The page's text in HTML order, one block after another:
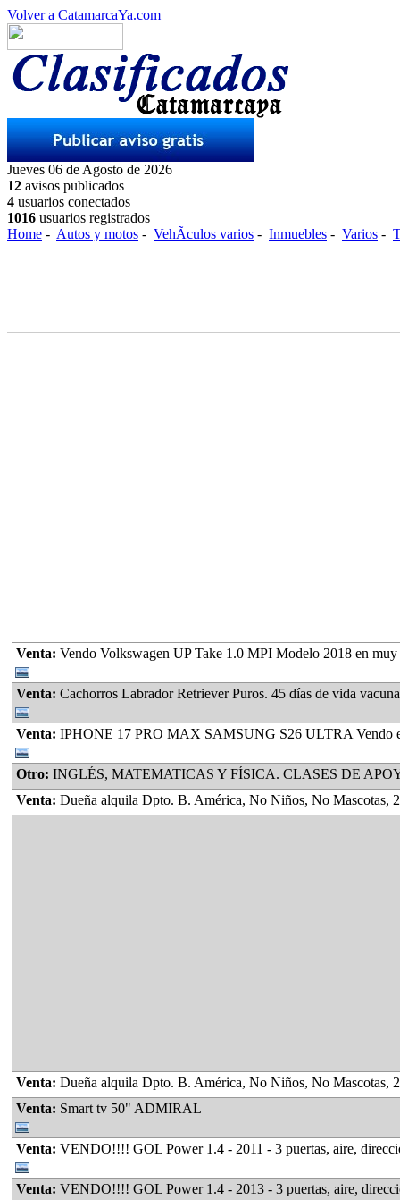
Volver a CatamarcaYa.com
Jueves 06 de Agosto de 2026
12 avisos publicados
4 usuarios conectados
1016 usuarios registrados
Home - Autos y motos - VehÃ­culos varios - Inmuebles - Varios -
Venta: Vendo Volkswagen UP Take 1.0 MPI Modelo 2018 en muy buen
Venta: Cachorros Labrador Retriever Puros. 45 días de vida
Venta: IPHONE 17 PRO MAX SAMSUNG S26 ULTRA Vendo
Otro: INGLÉS, MATEMATICAS Y FÍSICA. CLASES DE APOYO, AYUDA CON LAS TAREAS, PREPARACIÓN
Venta: Dueña alquila Dpto. B. América, No Niños, No Mascotas, 2 Habitaciones, Cocina Comedor, Baño, Lavadero, Amplio Patio, espacio verde, con plantas, frutales, lugar para guardar
Venta: Dueña alquila Dpto. B. América, No Niños, No Mascotas, 2 Habitaciones, Cocina Comedor, Baño, Lavadero, Amplio Patio, espacio verde, con plantas, frutales, lugar para
Venta: Smart tv 50" ADMIRAL
Venta: VENDO!!!! GOL Power 1.4 - 2011 - 3 puertas, aire,
Venta: VENDO!!!! GOL Power 1.4 - 2013 - 3 puertas, aire,